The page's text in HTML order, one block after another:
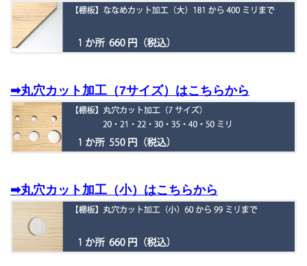
➡丸穴カット加工（7サイズ）はこちらから
➡丸穴カット加工（小）はこちらから